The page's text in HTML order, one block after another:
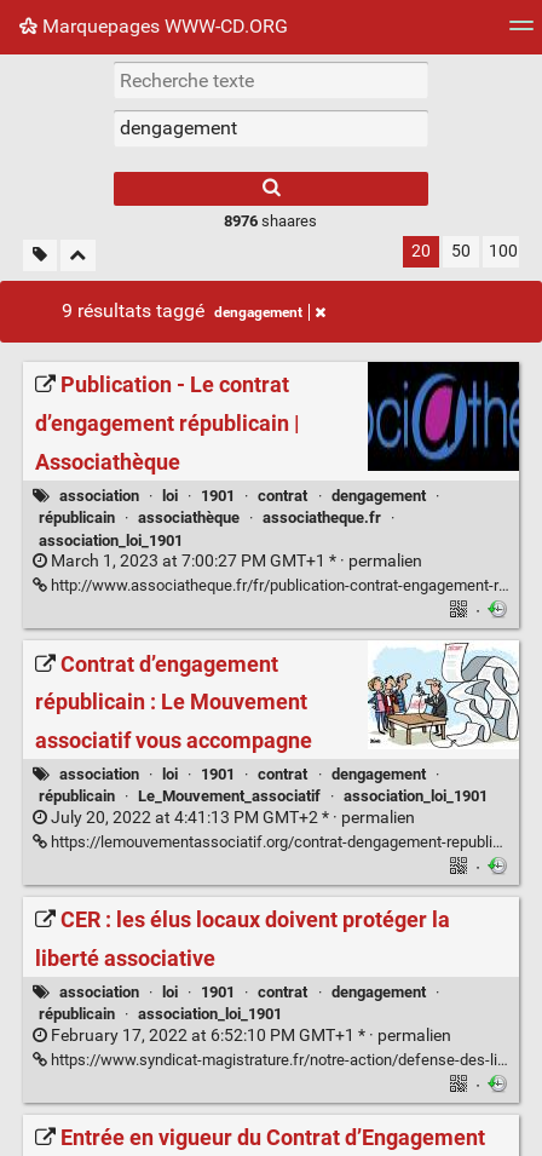
Marquepages WWW-CD.ORG
Nuage de tags Mur d'images
8976 shaares
20 50 100
9 résultats taggé dengagement
Publication - Le contrat
d’engagement républicain |
Associathèque
association · loi · 1901 · contrat · dengagement
·
républicain
· associathèque · associatheque.fr ·
association_loi_1901
March 1, 2023 at 7:00:27 PM GMT+1 * · permalien
http://www.associatheque.fr/fr/publication-contrat-engagement-republicain.html
·
Contrat d’engagement
républicain : Le Mouvement
associatif vous accompagne
association · loi · 1901 · contrat · dengagement
·
républicain
· Le_Mouvement_associatif · association_loi_1901
July 20, 2022 at 4:41:13 PM GMT+2 * · permalien
https://lemouvementassociatif.org/contrat-dengagement-republicain-le-mouvement-associatif-vous-accompagne/
·
CER : les élus locaux doivent protéger la
liberté associative
association · loi · 1901 · contrat · dengagement
·
républicain
· association_loi_1901
February 17, 2022 at 6:52:10 PM GMT+1 * · permalien
https://www.syndicat-magistrature.fr/notre-action/defense-des-libertes/2508-cer-les-elus-locaux-doivent-proteger-la-liberte-associative.html
·
Entrée en vigueur du Contrat d’Engagement